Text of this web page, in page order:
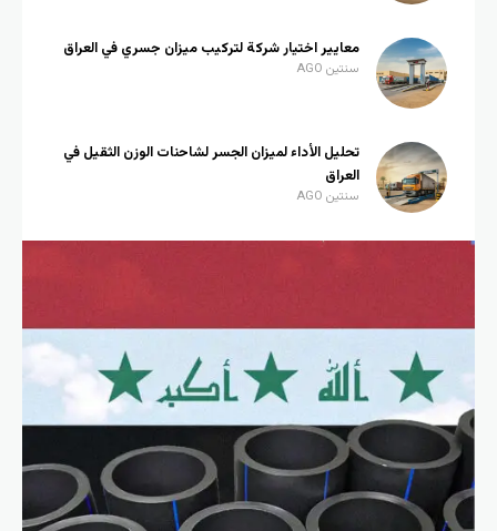
معايير اختيار شركة لتركيب ميزان جسري في العراق
سنتين AGO
تحليل الأداء لميزان الجسر لشاحنات الوزن الثقيل في
العراق
سنتين AGO